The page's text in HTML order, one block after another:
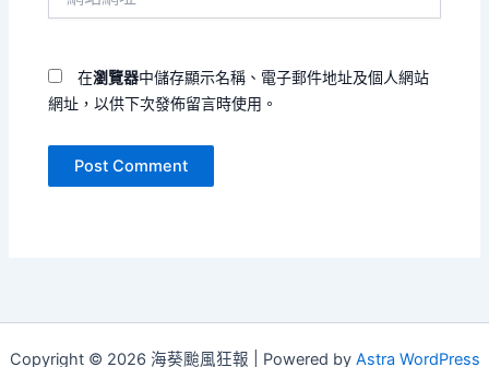
在瀏覽器中儲存顯示名稱、電子郵件地址及個人網站
網址，以供下次發佈留言時使用。
Copyright © 2026 海葵颱風狂報 | Powered by Astra WordPress